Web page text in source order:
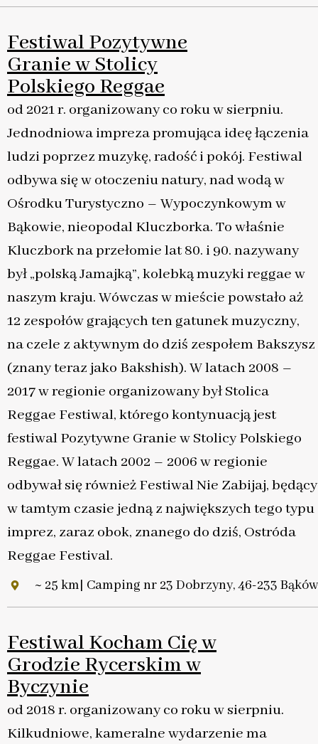
Festiwal Pozytywne
Granie w Stolicy
Polskiego Reggae
od 2021 r. organizowany co roku w sierpniu.
Jednodniowa impreza promująca ideę łączenia
ludzi poprzez muzykę, radość i pokój. Festiwal
odbywa się w otoczeniu natury, nad wodą w
Ośrodku Turystyczno – Wypoczynkowym w
Bąkowie, nieopodal Kluczborka. To właśnie
Kluczbork na przełomie lat 80. i 90. nazywany
był „polską Jamajką”, kolebką muzyki reggae w
naszym kraju. Wówczas w mieście powstało aż
12 zespołów grających ten gatunek muzyczny,
na czele z aktywnym do dziś zespołem Bakszysz
(znany teraz jako Bakshish). W latach 2008 –
2017 w regionie organizowany był Stolica
Reggae Festiwal, którego kontynuacją jest
festiwal Pozytywne Granie w Stolicy Polskiego
Reggae. W latach 2002 – 2006 w regionie
odbywał się również Festiwal Nie Zabijaj, będący
w tamtym czasie jedną z największych tego typu
imprez, zaraz obok, znanego do dziś, Ostróda
Reggae Festival.
~ 25 km| Camping nr 23 Dobrzyny, 46-233 Bąków
Festiwal Kocham Cię w
Grodzie Rycerskim w
Byczynie
od 2018 r. organizowany co roku w sierpniu.
Kilkudniowe, kameralne wydarzenie ma